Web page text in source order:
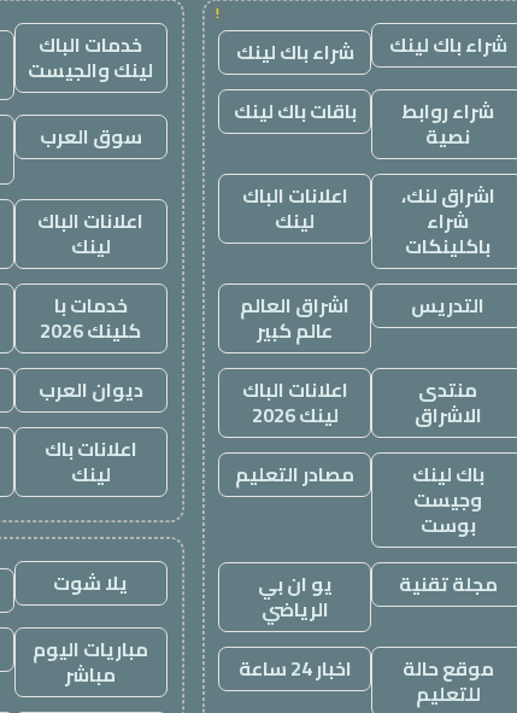
!
شراء باك لينك
شراء باك لينك
شراء روابط
نصية
باقات باك لينك
اشراق لنك،
شراء
باكلينكات
اعلانات الباك
لينك
التدريس اشراق العالم
عالم كبير
منتدى
الاشراق
اعلانات الباك
لينك 2026
باك لينك
وجيست
بوست
مصادر التعليم
مجلة تقنية يو ان بي
الرياضي
موقع حالة
للتعليم
اخبار 24 ساعة
خدمات الباك
لينك والجيست
سوق العرب
اعلانات الباك
لينك
خدمات با
كلينك 2026
ديوان العرب
اعلانات باك
لينك
يلا شوت
مباريات اليوم
مباشر